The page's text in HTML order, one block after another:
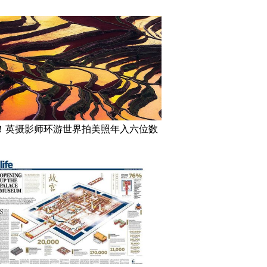
英摄影师环游世界拍美照年入六位数